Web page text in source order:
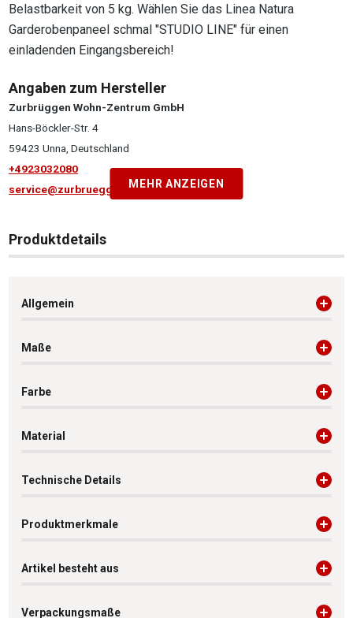
Belastbarkeit von 5 kg. Wählen Sie das Linea Natura
Garderobenpaneel schmal "STUDIO LINE" für einen
einladenden Eingangsbereich!
Angaben zum Hersteller
Zurbrüggen Wohn-Zentrum GmbH
Hans-Böckler-Str. 4
59423 Unna, Deutschland
+4923032080
service@zurbrueggen.deMEHR ANZEIGEN
Produktdetails
Allgemein
Maße
Farbe
Material
Technische Details
Produktmerkmale
Artikel besteht aus
Verpackungsmaße